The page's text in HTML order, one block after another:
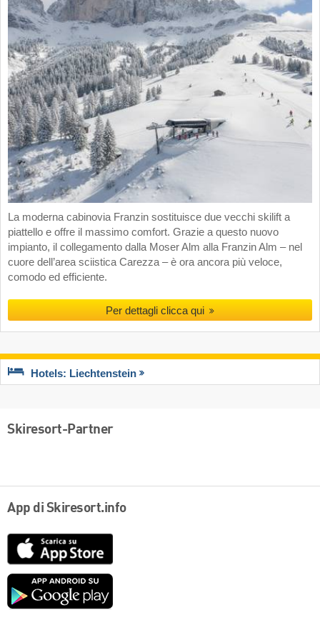
La moderna cabinovia Franzin sostituisce due vecchi skilift a
piattello e offre il massimo comfort. Grazie a questo nuovo
impianto, il collegamento dalla Moser Alm alla Franzin Alm – nel
cuore dell’area sciistica Carezza – è ora ancora più veloce,
comodo ed efficiente.
Per dettagli clicca qui
Hotels: Liechtenstein
Skiresort-Partner
App di Skiresort.info
Google